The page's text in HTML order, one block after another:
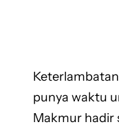
punya waktu
Makmur hadir